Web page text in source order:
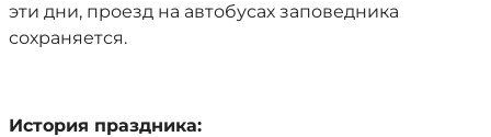
эти дни, проезд на автобусах заповедника
сохраняется.
История праздника: